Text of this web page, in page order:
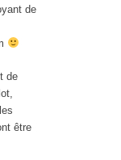
de
de
être